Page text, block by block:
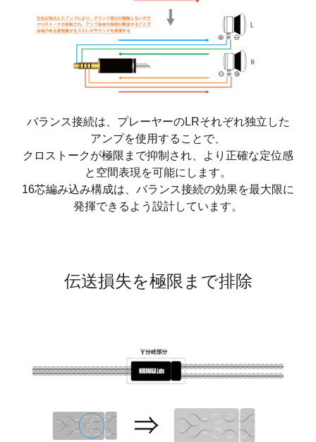
バランス接続は、プレーヤーのLRそれぞれ独立した
アンプを使用することで、
クロストークが極限まで抑制され、より正確な定位感
と空間表現を可能にします。
16芯編み込み構成は、バランス接続の効果を最大限に
発揮できるよう設計しています。
伝送損失を極限まで排除